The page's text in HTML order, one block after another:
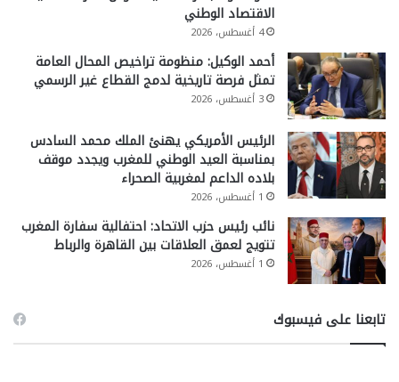
الاقتصاد الوطني
4 أغسطس، 2026
أحمد الوكيل: منظومة تراخيص المحال العامة
تمثل فرصة تاريخية لدمج القطاع غير الرسمي
3 أغسطس، 2026
الرئيس الأمريكي يهنئ الملك محمد السادس
بمناسبة العيد الوطني للمغرب ويجدد موقف
بلاده الداعم لمغربية الصحراء
1 أغسطس، 2026
نائب رئيس حزب الاتحاد: احتفالية سفارة المغرب
تتويج لعمق العلاقات بين القاهرة والرباط
1 أغسطس، 2026
تابعنا على فيسبوك